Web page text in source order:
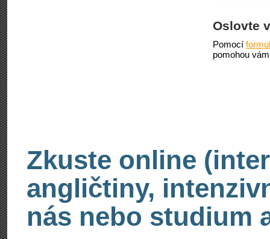
Oslovte
Pomocí
pomohou
Zkuste online
angličtiny,
nás nebo studium